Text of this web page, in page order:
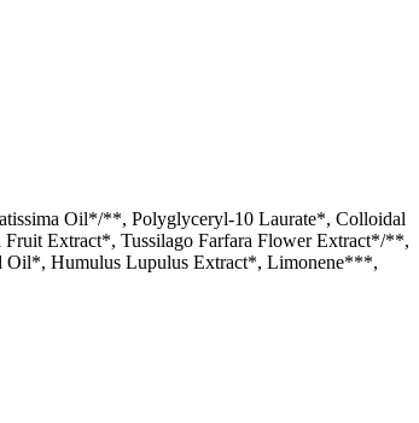
Oil*/**, Polyglyceryl-10 Laurate*, Colloidal
Extract*, Tussilago Farfara Flower Extract*/**,
Oil*, Humulus Lupulus Extract*, Limonene***,